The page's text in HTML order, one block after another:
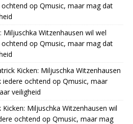
op Qmusic, maar mag dat
Miljuschka Witzenhausen wil wel
op Qmusic, maar mag dat
Kicken: Miljuschka Witzenhausen
ochtend op Qmusic, maar
veiligheid
Kicken: Miljuschka Witzenhausen wil
ochtend op Qmusic, maar mag